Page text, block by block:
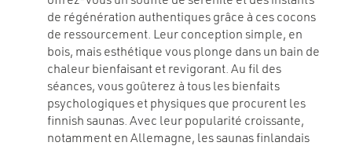
de régénération authentiques grâce à ces cocons
de ressourcement. Leur conception simple, en
bois, mais esthétique vous plonge dans un bain de
chaleur bienfaisant et revigorant. Au fil des
séances, vous goûterez à tous les bienfaits
psychologiques et physiques que procurent les
finnish saunas. Avec leur popularité croissante,
notamment en Allemagne, les saunas finlandais